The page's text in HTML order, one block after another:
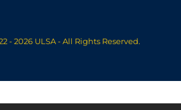
- 2026 ULSA - All Rights Reserved.